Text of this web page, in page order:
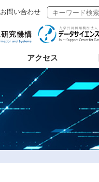
お問い合わせ
アクセス